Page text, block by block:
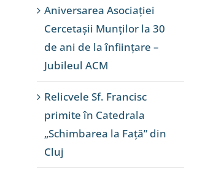
Aniversarea Asociației
Cercetașii Munților la 30
de ani de la înființare –
Jubileul ACM
Relicvele Sf. Francisc
primite în Catedrala
„Schimbarea la Față” din
Cluj